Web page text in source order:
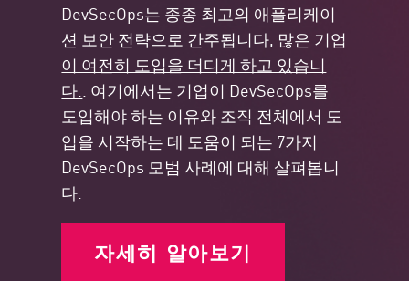
DevSecOps는 종종 최고의 애플리케이
션 보안 전략으로 간주됩니다, 많은 기업
이 여전히 도입을 더디게 하고 있습니
다.. 여기에서는 기업이 DevSecOps를
도입해야 하는 이유와 조직 전체에서 도
입을 시작하는 데 도움이 되는 7가지
DevSecOps 모범 사례에 대해 살펴봅니
다.
자세히 알아보기